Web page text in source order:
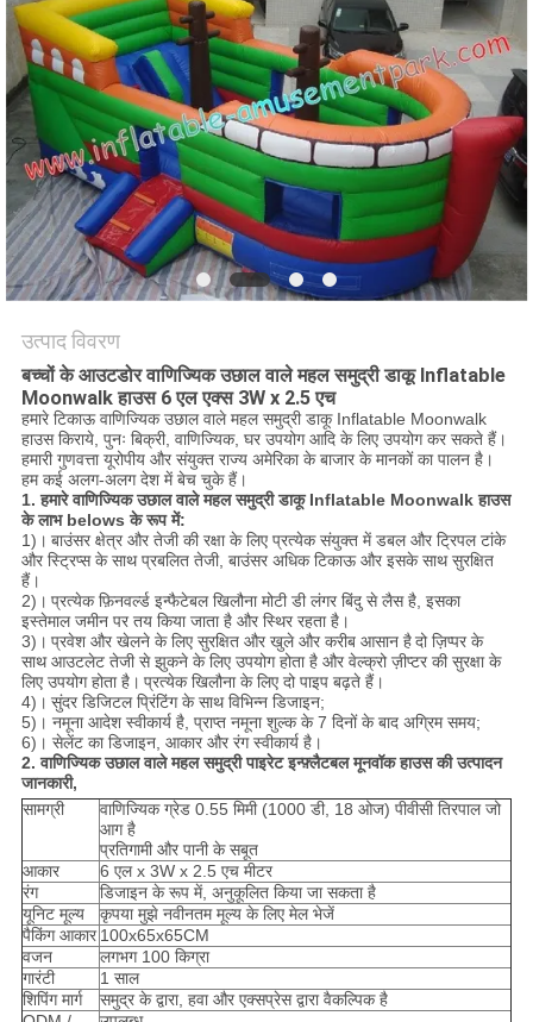
उत्पाद विवरण
बच्चों के आउटडोर वाणिज्यिक उछाल वाले महल समुद्री डाकू Inflatable
Moonwalk हाउस 6 एल एक्स 3W x 2.5 एच
हमारे टिकाऊ वाणिज्यिक उछाल वाले महल समुद्री डाकू Inflatable Moonwalk
हाउस किराये, पुनः बिक्री, वाणिज्यिक, घर उपयोग आदि के लिए उपयोग कर सकते हैं।
हमारी गुणवत्ता यूरोपीय और संयुक्त राज्य अमेरिका के बाजार के मानकों का पालन है।
हम कई अलग-अलग देश में बेच चुके हैं।
1. हमारे वाणिज्यिक उछाल वाले महल समुद्री डाकू Inflatable Moonwalk हाउस
के लाभ belows के रूप में:
1)। बाउंसर क्षेत्र और तेजी की रक्षा के लिए प्रत्येक संयुक्त में डबल और ट्रिपल टांके
और स्ट्रिप्स के साथ प्रबलित तेजी, बाउंसर अधिक टिकाऊ और इसके साथ सुरक्षित
हैं।
2)। प्रत्येक फ़िनवर्ल्ड इन्फैटेबल खिलौना मोटी डी लंगर बिंदु से लैस है, इसका
इस्तेमाल जमीन पर तय किया जाता है और स्थिर रहता है।
3)। प्रवेश और खेलने के लिए सुरक्षित और खुले और करीब आसान हैदो ज़िप्पर के
साथ आउटलेट तेजी से झुकने के लिए उपयोग होता है और वेल्क्रो ज़ीप्टर की सुरक्षा के
लिए उपयोग होता है। प्रत्येक खिलौना के लिए दो पाइप बढ़ते हैं।
4)। सुंदर डिजिटल प्रिंटिंग के साथ विभिन्न डिजाइन;
5)। नमूना आदेश स्वीकार्य है, प्राप्त नमूना शुल्क के 7 दिनों के बाद अग्रिम समय;
6)। सेलेंट का डिजाइन, आकार और रंग स्वीकार्य है।
2. वाणिज्यिक उछाल वाले महल समुद्री पाइरेट इन्फ़्लैटबल मूनवॉक हाउस की उत्पादन
जानकारी,
सामग्री
वाणिज्यिक ग्रेड 0.55 मिमी (1000 डी, 18 ओज) पीवीसी तिरपाल जो
आग है
प्रतिगामी और पानी के सबूत
आकार
6 एल x 3W x 2.5 एच मीटर
रंग
डिजाइन के रूप में, अनुकूलित किया जा सकता है
यूनिट मूल्य
कृपया मुझे नवीनतम मूल्य के लिए मेल भेजें
पैकिंग आकार 100x65x65CM
वजन
लगभग 100 किग्रा
गारंटी
1 साल
शिपिंग मार्ग
समुद्र के द्वारा, हवा और एक्सप्रेस द्वारा वैकल्पिक है